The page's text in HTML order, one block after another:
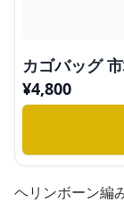
カゴバッグ
¥4,800
ヘリンボーン編